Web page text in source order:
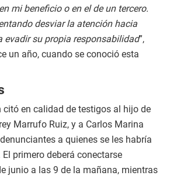
mi beneficio o en el de un tercero.
desviar la atención hacia
evadir su propia responsabilidad”,
un año, cuando se conoció esta
citó en calidad de testigos al hijo de
Marrufo Ruiz, y a Carlos Marina
a quienes se les habría
primero deberá conectarse
junio a las 9 de la mañana, mientras